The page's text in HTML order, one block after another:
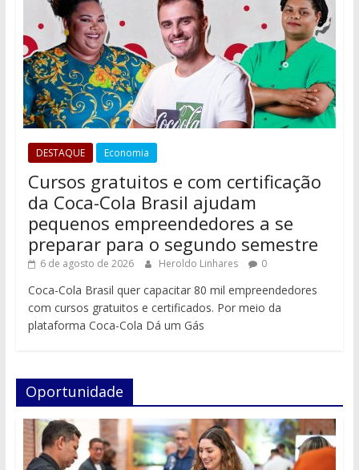
DESTAQUE Economia
Cursos gratuitos e com certificação
da Coca-Cola Brasil ajudam
pequenos empreendedores a se
preparar para o segundo semestre
6 de agosto de 2026 Heroldo Linhares 0
Coca-Cola Brasil quer capacitar 80 mil empreendedores
com cursos gratuitos e certificados. Por meio da
plataforma Coca-Cola Dá um Gás
Oportunidade